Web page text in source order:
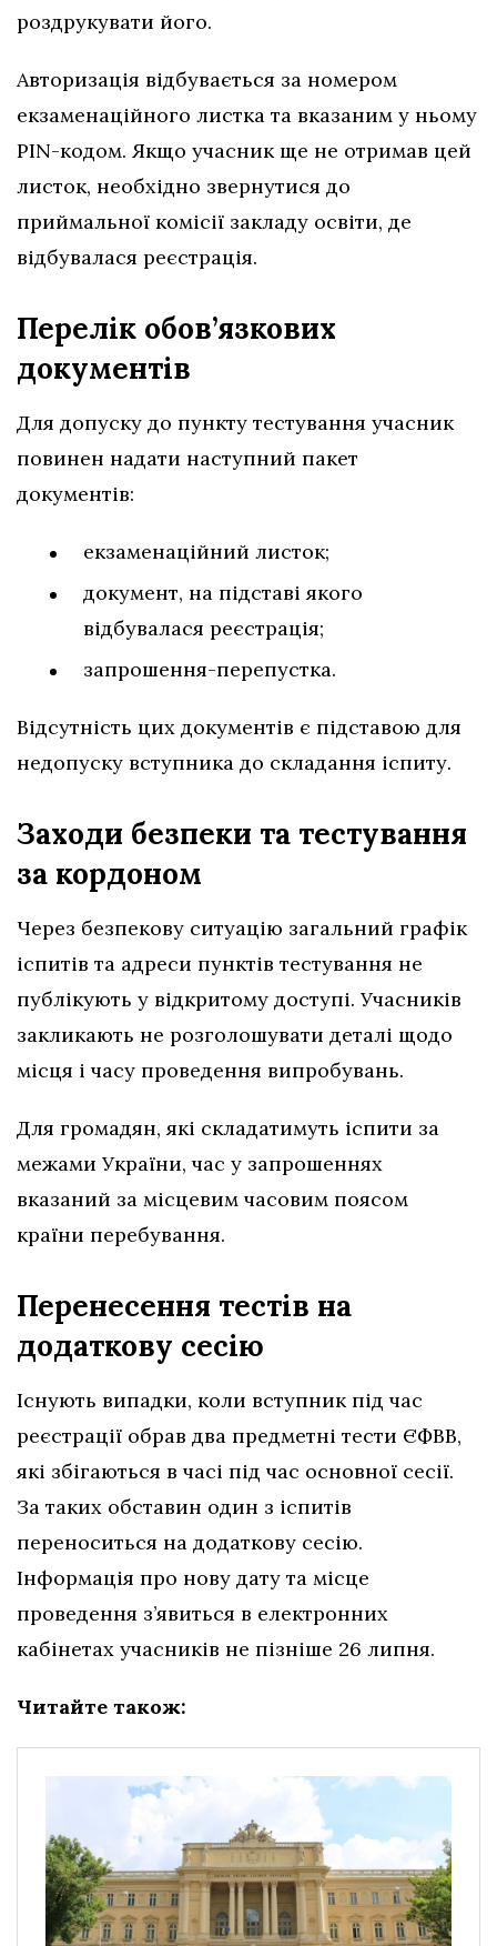
роздрукувати його.
Авторизація відбувається за номером
екзаменаційного листка та вказаним у ньому
PIN-кодом. Якщо учасник ще не отримав цей
листок, необхідно звернутися до
приймальної комісії закладу освіти, де
відбувалася реєстрація.
Перелік обов’язкових
документів
Для допуску до пункту тестування учасник
повинен надати наступний пакет
документів:
екзаменаційний листок;
документ, на підставі якого
відбувалася реєстрація;
запрошення-перепустка.
Відсутність цих документів є підставою для
недопуску вступника до складання іспиту.
Заходи безпеки та тестування
за кордоном
Через безпекову ситуацію загальний графік
іспитів та адреси пунктів тестування не
публікують у відкритому доступі. Учасників
закликають не розголошувати деталі щодо
місця і часу проведення випробувань.
Для громадян, які складатимуть іспити за
межами України, час у запрошеннях
вказаний за місцевим часовим поясом
країни перебування.
Перенесення тестів на
додаткову сесію
Існують випадки, коли вступник під час
реєстрації обрав два предметні тести ЄФВВ,
які збігаються в часі під час основної сесії.
За таких обставин один з іспитів
переноситься на додаткову сесію.
Інформація про нову дату та місце
проведення з’явиться в електронних
кабінетах учасників не пізніше 26 липня.
Читайте також: